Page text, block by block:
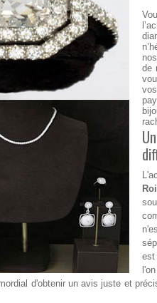
de
est
d'obtenir un avis juste et